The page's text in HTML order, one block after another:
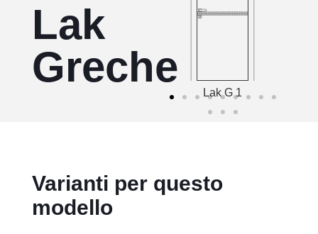
Lak
Greche
Lak G 1
Varianti per questo
modello